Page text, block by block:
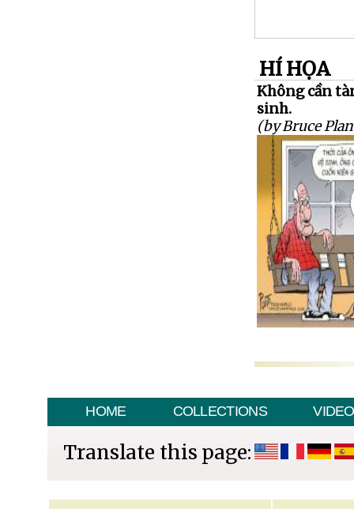
HÍ HỌA
Không cần
sinh.
(by Bruce
HOME COLLECTIONS VIDEO
Translate this page: